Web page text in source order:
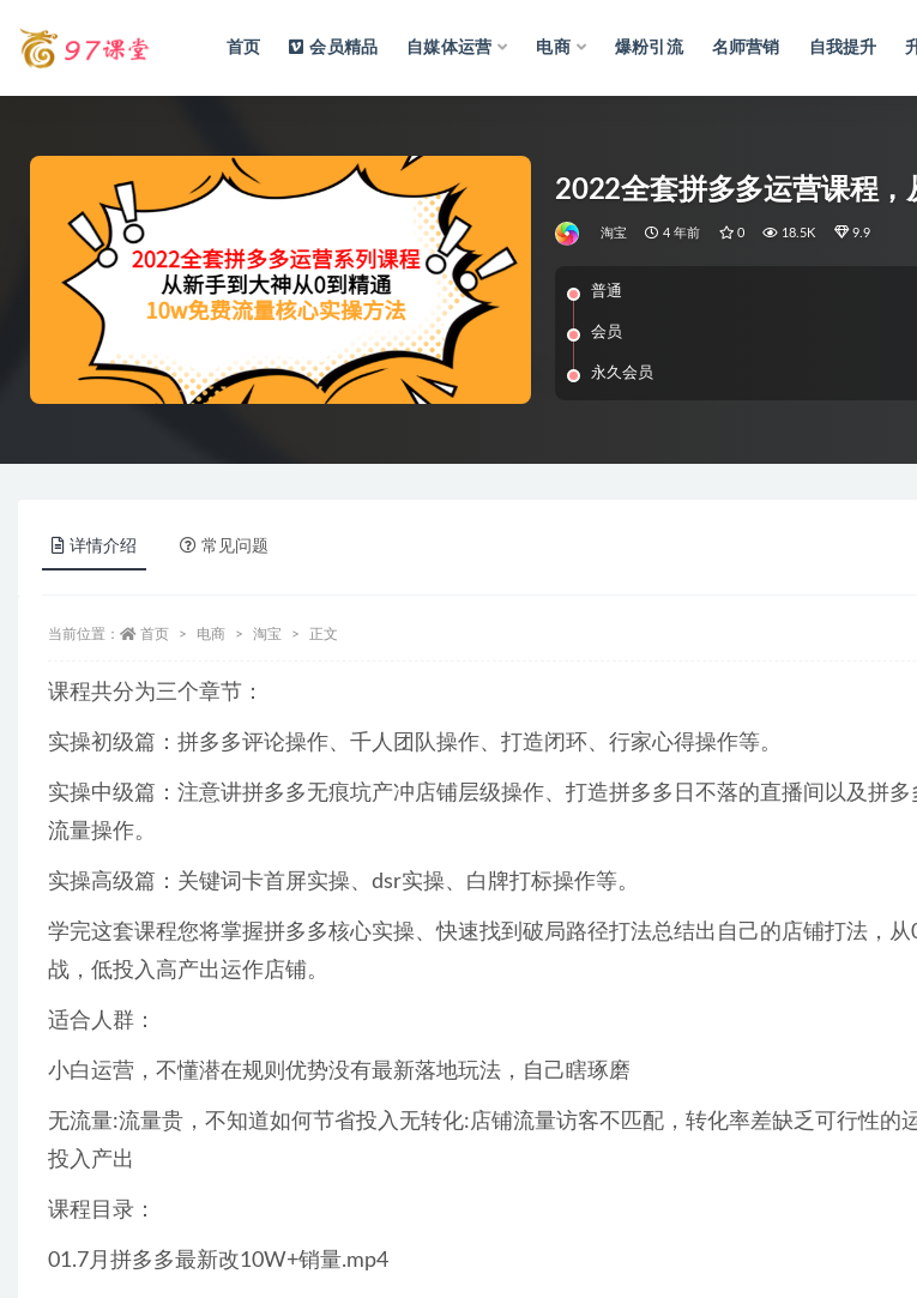
首页 会员精品 自媒体运营 电商 爆粉引流 名师营销 自我提升
2022全套拼多多运营课程
淘宝 4 年前 0 18.5K 9.9
普通
会员
永久会员
详情介绍 常见问题
当前位置： 首页 电商 淘宝 正文
课程共分为三个章节：
实操初级篇：拼多多评论操作、千人团队操作、打造闭环、行家心得操作等。
实操中级篇：注意讲拼多多无痕坑产冲店铺层级操作、打造拼多多日不落的直播间以及拼
流量操作。
实操高级篇：关键词卡首屏实操、dsr实操、白牌打标操作等。
学完这套课程您将掌握拼多多核心实操、快速找到破局路径打法总结出自己的店铺打法，
战，低投入高产出运作店铺。
适合人群：
小白运营，不懂潜在规则优势没有最新落地玩法，自己瞎琢磨
无流量:流量贵，不知道如何节省投入无转化:店铺流量访客不匹配，转化率差缺乏可行性的
投入产出
课程目录：
01.7月拼多多最新改10W+销量.mp4